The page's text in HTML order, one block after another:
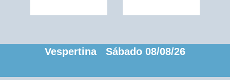
Vespertina Sábado 08/08/26